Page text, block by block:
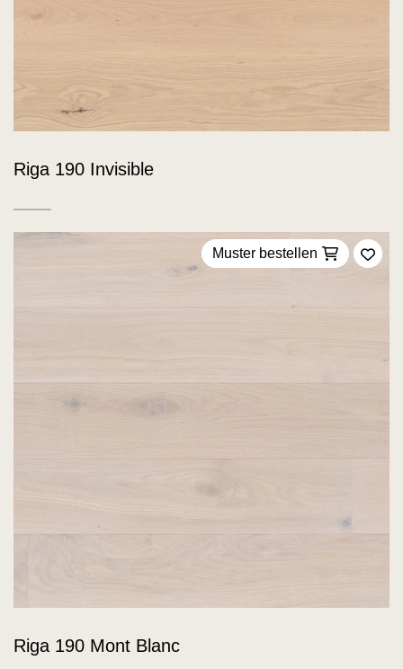
Riga 190 Invisible
Muster bestellen
Zu
Riga 190 Mont Blanc